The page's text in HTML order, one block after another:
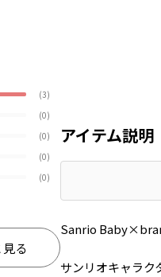
(3)
(0)
(0)
(0)
(0)
る
アイテム説明
Sanrio
サンリオキャラク